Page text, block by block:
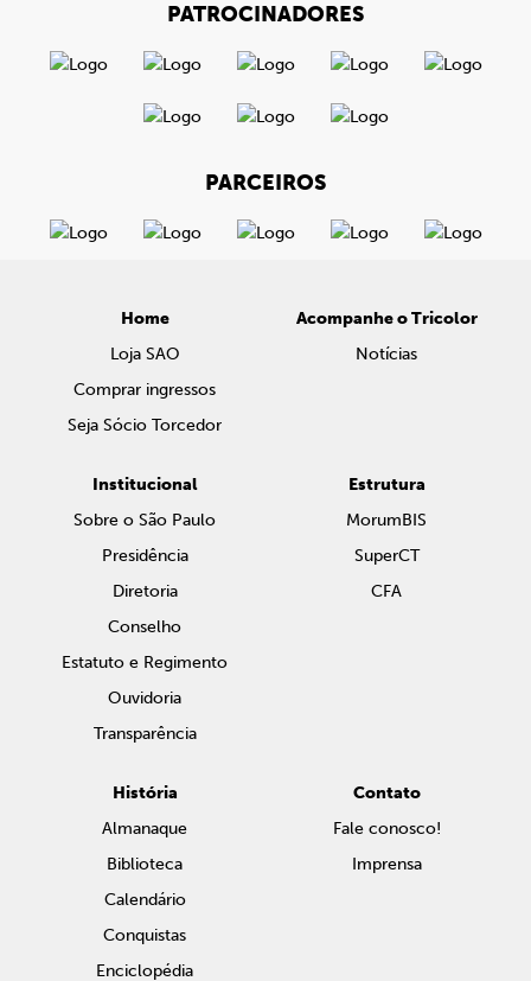
PATROCINADORES
PARCEIROS
Home
Loja SAO
Comprar ingressos
Seja Sócio Torcedor
Acompanhe o Tricolor
Notícias
Institucional
Sobre o São Paulo
Presidência
Diretoria
Conselho
Estatuto e Regimento
Ouvidoria
Transparência
Estrutura
MorumBIS
SuperCT
CFA
História
Almanaque
Biblioteca
Calendário
Conquistas
Enciclopédia
Contato
Fale conosco!
Imprensa